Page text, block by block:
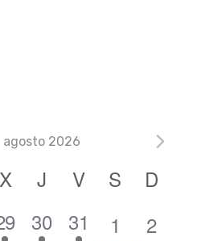
agosto 2026
X J V S
D
2
30
2
31
0
1
0
2